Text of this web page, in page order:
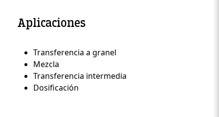
Custom Content Two
Aplicaciones
Transferencia a granel
Mezcla
Transferencia intermedia
Dosificación